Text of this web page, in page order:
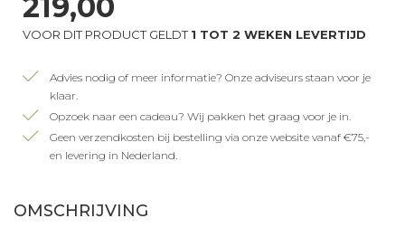
VOOR DIT PRODUCT GELDT1 TOT 2 WEKEN LEVERTIJD
Advies nodig of meer informatie? Onze adviseurs staan voor je
klaar.
Opzoek naar een cadeau? Wij pakken het graag voor je in.
Geen verzendkosten bij bestelling via onze website vanaf €75,-
en levering in Nederland.
OMSCHRIJVING